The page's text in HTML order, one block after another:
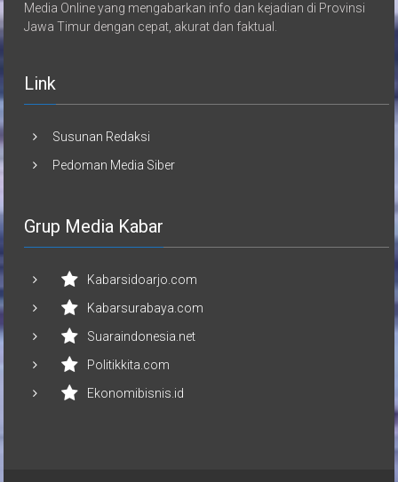
Media Online yang mengabarkan info dan kejadian di Provinsi
Jawa Timur dengan cepat, akurat dan faktual.
Link
Susunan Redaksi
Pedoman Media Siber
Grup Media Kabar
Kabarsidoarjo.com
Kabarsurabaya.com
Suaraindonesia.net
Politikkita.com
Ekonomibisnis.id